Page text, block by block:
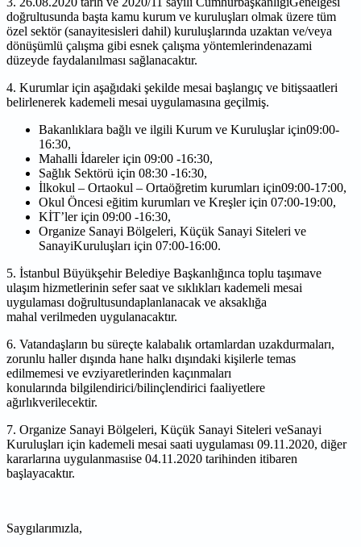
doğrultusunda başta kamu kurum ve kuruluşları olmak üzere tüm
özel sektör (sanayitesisleri dahil) kuruluşlarında uzaktan ve/veya
dönüşümlü çalışma gibi esnek çalışma yöntemlerindenazami
düzeyde faydalanılması sağlanacaktır.
4. Kurumlar için aşağıdaki şekilde mesai başlangıç ve bitişsaatleri
belirlenerek kademeli mesai uygulamasına geçilmiş.
Bakanlıklara bağlı ve ilgili Kurum ve Kuruluşlar için09:00-
16:30,
Mahalli İdareler için 09:00 -16:30,
Sağlık Sektörü için 08:30 -16:30,
İlkokul – Ortaokul – Ortaöğretim kurumları için09:00-17:00,
Okul Öncesi eğitim kurumları ve Kreşler için 07:00-19:00,
KİT’ler için 09:00 -16:30,
Organize Sanayi Bölgeleri, Küçük Sanayi Siteleri ve
SanayiKuruluşları için 07:00-16:00.
5. İstanbul Büyükşehir Belediye Başkanlığınca toplu taşımave
ulaşım hizmetlerinin sefer saat ve sıklıkları kademeli mesai
uygulaması doğrultusundaplanlanacak ve aksaklığa
mahal verilmeden uygulanacaktır.
6. Vatandaşların bu süreçte kalabalık ortamlardan uzakdurmaları,
zorunlu haller dışında hane halkı dışındaki kişilerle temas
edilmemesi ve evziyaretlerinden kaçınmaları
konularında bilgilendirici/bilinçlendirici faaliyetlere
ağırlıkverilecektir.
7. Organize Sanayi Bölgeleri, Küçük Sanayi Siteleri veSanayi
Kuruluşları için kademeli mesai saati uygulaması 09.11.2020, diğer
kararlarına uygulanmasıise 04.11.2020 tarihinden itibaren
başlayacaktır.
Saygılarımızla,